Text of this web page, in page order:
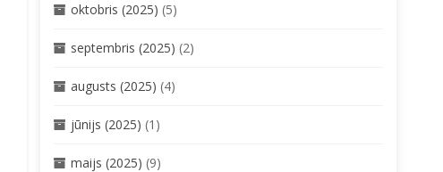
oktobris (2025) (5)
septembris (2025) (2)
augusts (2025) (4)
jūnijs (2025) (1)
maijs (2025) (9)